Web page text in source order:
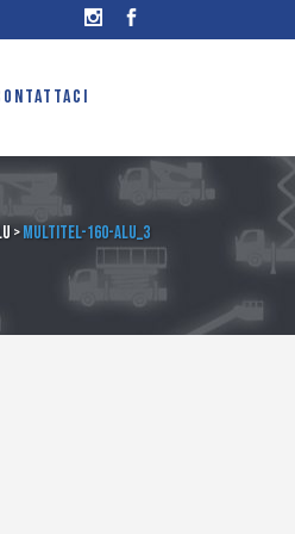
>Multitel-160-ALU_3